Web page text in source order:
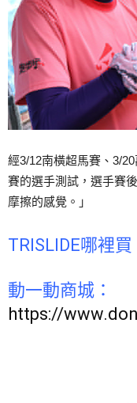
經3/12南橫超馬賽、3/
賽的選手測試，選手賽
摩擦的感覺。」
TRISLIDE哪裡買
動一動商城：
https://